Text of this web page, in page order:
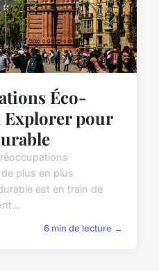
Éco-
Explorer pour
plus en plus
est en train de
6 min de lecture →